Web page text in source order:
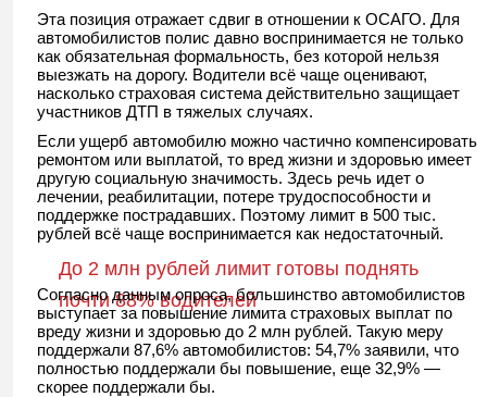
Эта позиция отражает сдвиг в отношении к ОСАГО. Для
автомобилистов полис давно воспринимается не только
как обязательная формальность, без которой нельзя
выезжать на дорогу. Водители всё чаще оценивают,
насколько страховая система действительно защищает
участников ДТП в тяжелых случаях.
Если ущерб автомобилю можно частично компенсировать
ремонтом или выплатой, то вред жизни и здоровью имеет
другую социальную значимость. Здесь речь идет о
лечении, реабилитации, потере трудоспособности и
поддержке пострадавших. Поэтому лимит в 500 тыс.
рублей всё чаще воспринимается как недостаточный.
До 2 млн рублей лимит готовы поднять
почти 88% водителей
Согласно данным опроса, большинство автомобилистов
выступает за повышение лимита страховых выплат по
вреду жизни и здоровью до 2 млн рублей. Такую меру
поддержали 87,6% автомобилистов: 54,7% заявили, что
полностью поддержали бы повышение, еще 32,9% —
скорее поддержали бы.